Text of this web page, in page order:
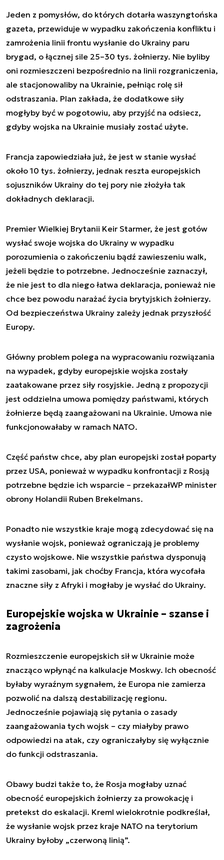
Jeden z pomysłów, do których dotarła waszyngtońska
gazeta, przewiduje w wypadku zakończenia konfliktu i
zamrożenia linii frontu wysłanie do Ukrainy paru
brygad, o łącznej sile 25–30 tys. żołnierzy. Nie byliby
oni rozmieszczeni bezpośrednio na linii rozgraniczenia,
ale stacjonowaliby na Ukrainie, pełniąc rolę sił
odstraszania. Plan zakłada, że dodatkowe siły
mogłyby być w pogotowiu, aby przyjść na odsiecz,
gdyby wojska na Ukrainie musiały zostać użyte.
Francja zapowiedziała już, że jest w stanie wysłać
około 10 tys. żołnierzy, jednak reszta europejskich
sojuszników Ukrainy do tej pory nie złożyła tak
dokładnych deklaracji.
Premier Wielkiej Brytanii Keir Starmer, że jest gotów
wysłać swoje wojska do Ukrainy w wypadku
porozumienia o zakończeniu bądź zawieszeniu walk,
jeżeli będzie to potrzebne. Jednocześnie zaznaczył,
że nie jest to dla niego łatwa deklaracja, ponieważ nie
chce bez powodu narażać życia brytyjskich żołnierzy.
Od bezpieczeństwa Ukrainy zależy jednak przyszłość
Europy.
Główny problem polega na wypracowaniu rozwiązania
na wypadek, gdyby europejskie wojska zostały
zaatakowane przez siły rosyjskie. Jedną z propozycji
jest oddzielna umowa pomiędzy państwami, których
żołnierze będą zaangażowani na Ukrainie. Umowa nie
funkcjonowałaby w ramach NATO.
Część państw chce, aby plan europejski został poparty
przez USA, ponieważ w wypadku konfrontacji z Rosją
potrzebne będzie ich wsparcie – przekazałWP minister
obrony Holandii Ruben Brekelmans.
Ponadto nie wszystkie kraje mogą zdecydować się na
wysłanie wojsk, ponieważ ograniczają je problemy
czysto wojskowe. Nie wszystkie państwa dysponują
takimi zasobami, jak choćby Francja, która wycofała
znaczne siły z Afryki i mogłaby je wysłać do Ukrainy.
Europejskie wojska w Ukrainie – szanse i
zagrożenia
Rozmieszczenie europejskich sił w Ukrainie może
znacząco wpłynąć na kalkulacje Moskwy. Ich obecność
byłaby wyraźnym sygnałem, że Europa nie zamierza
pozwolić na dalszą destabilizację regionu.
Jednocześnie pojawiają się pytania o zasady
zaangażowania tych wojsk – czy miałyby prawo
odpowiedzi na atak, czy ograniczałyby się wyłącznie
do funkcji odstraszania.
Obawy budzi także to, że Rosja mogłaby uznać
obecność europejskich żołnierzy za prowokację i
pretekst do eskalacji. Kreml wielokrotnie podkreślał,
że wysłanie wojsk przez kraje NATO na terytorium
Ukrainy byłoby „czerwoną linią”.